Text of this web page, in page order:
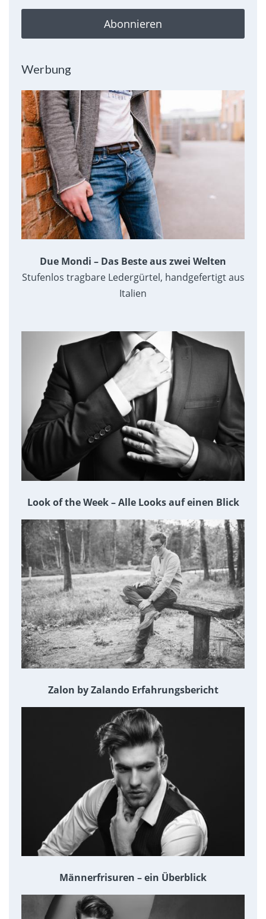
Abonnieren
Werbung
Due Mondi – Das Beste aus zwei Welten
Stufenlos tragbare Ledergürtel, handgefertigt aus
Italien
Look of the Week – Alle Looks auf einen Blick
Zalon by Zalando Erfahrungsbericht
Männerfrisuren – ein Überblick